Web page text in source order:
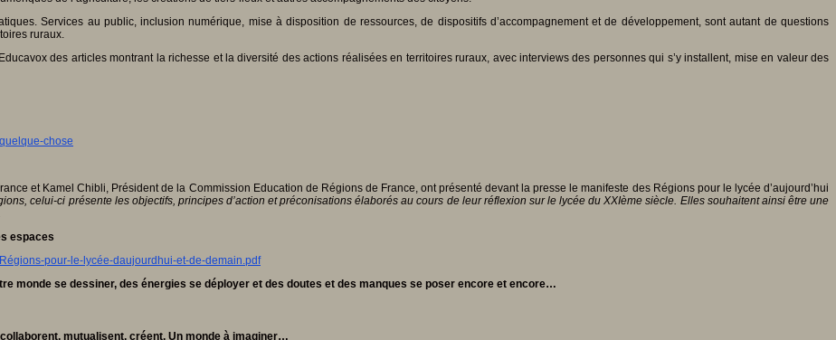
Services au public, inclusion numérique, mise à disposition de ressources, de dispositifs d’accompagnement et de développement, sont autant de questions
ruraux.
des articles montrant la richesse et la diversité des actions réalisées en territoires ruraux, avec interviews des personnes qui s’y installent, mise en valeur des
chose
et Kamel Chibli, Président de la Commission Education de Régions de France, ont présenté devant la presse le manifeste des Régions pour le lycée d’aujourd’hui
celui-ci présente les objectifs, principes d’action et préconisations élaborés au cours de leur réflexion sur le lycée du XXIème siècle. Elles souhaitent ainsi être une
espaces
pour-le-lycée-daujourdhui-et-de-demain.pdf
monde se dessiner, des énergies se déployer et des doutes et des manques se poser encore et encore…
mutualisent, créent. Un monde à imaginer…